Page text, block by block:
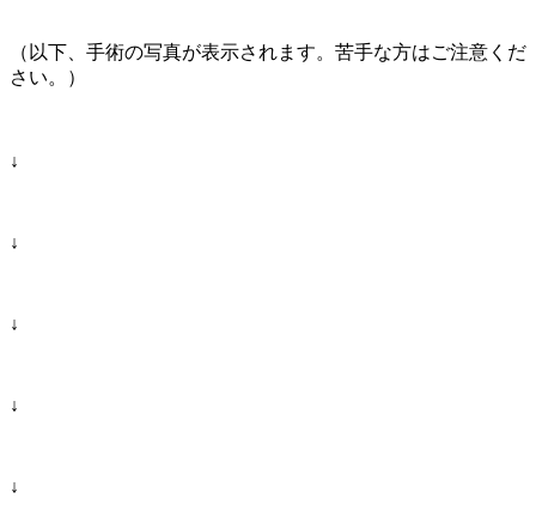
（以下、手術の写真が表示されます。苦手な方はご注意くだ
さい。）
↓
↓
↓
↓
↓